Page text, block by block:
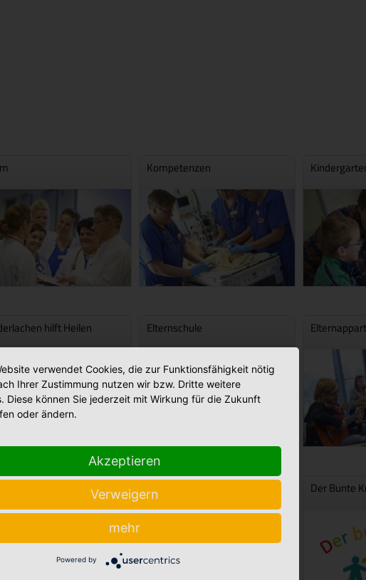
Kompetenzen
hilft Heilen Elternschule
Elternberatung - Der Bunte
verwendet Cookies, die zur Funktionsfähigkeit nötig
Ihrer Zustimmung nutzen wir bzw. Dritte weitere
Diese können Sie jederzeit mit Wirkung für die Zukunft
oder ändern.
Akzeptieren
Verweigern
mehr
Powered by